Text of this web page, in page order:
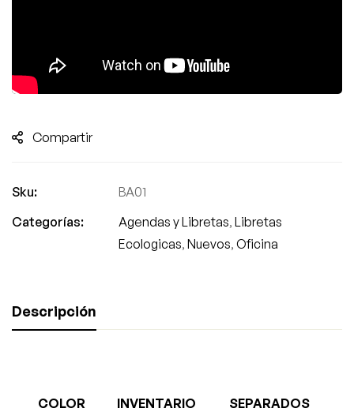
Compartir
Sku:
BA01
Categorías:
Agendas y Libretas, Libretas
Ecologicas, Nuevos, Oficina
Descripción
COLOR INVENTARIO SEPARADOS